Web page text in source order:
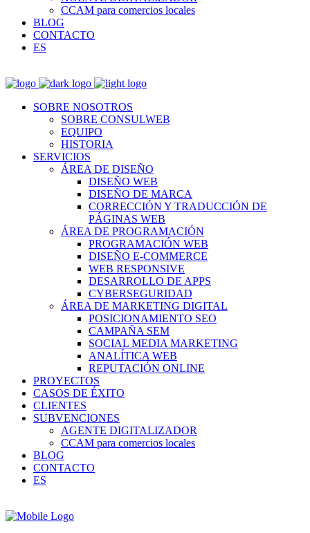
CCAM para comercios locales
BLOG
CONTACTO
ES
SOBRE NOSOTROS
SOBRE CONSULWEB
EQUIPO
HISTORIA
SERVICIOS
ÁREA DE DISEÑO
DISEÑO WEB
DISEÑO DE MARCA
CORRECCIÓN Y TRADUCCIÓN DE
PÁGINAS WEB
ÁREA DE PROGRAMACIÓN
PROGRAMACIÓN WEB
DISEÑO E-COMMERCE
WEB RESPONSIVE
DESARROLLO DE APPS
CYBERSEGURIDAD
ÁREA DE MARKETING DIGITAL
POSICIONAMIENTO SEO
CAMPAÑA SEM
SOCIAL MEDIA MARKETING
ANALÍTICA WEB
REPUTACIÓN ONLINE
PROYECTOS
CASOS DE ÉXITO
CLIENTES
SUBVENCIONES
AGENTE DIGITALIZADOR
CCAM para comercios locales
BLOG
CONTACTO
ES